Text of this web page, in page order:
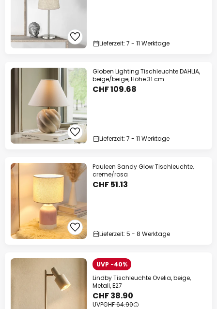
Lieferzeit: 7 - 11 Werktage
Globen Lighting Tischleuchte DAHLIA,
beige/beige, Höhe 31 cm
CHF 109.68
Lieferzeit: 7 - 11 Werktage
Pauleen Sandy Glow Tischleuchte,
creme/rosa
CHF 51.13
Lieferzeit: 5 - 8 Werktage
UVP -40%
Lindby Tischleuchte Ovelia, beige,
Metall, E27
CHF 38.90
UVPCHF 64.90